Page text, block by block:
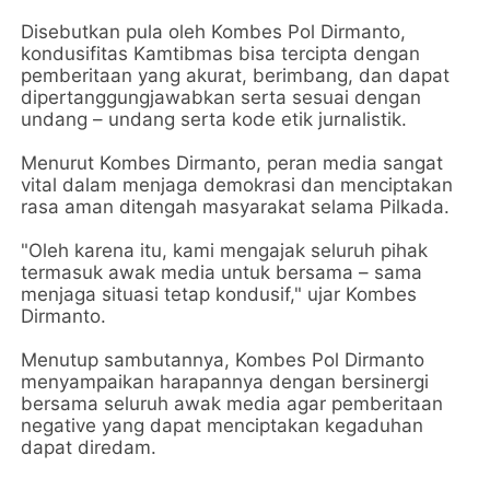
Disebutkan pula oleh Kombes Pol Dirmanto,
kondusifitas Kamtibmas bisa tercipta dengan
pemberitaan yang akurat, berimbang, dan dapat
dipertanggungjawabkan serta sesuai dengan
undang – undang serta kode etik jurnalistik.
Menurut Kombes Dirmanto, peran media sangat
vital dalam menjaga demokrasi dan menciptakan
rasa aman ditengah masyarakat selama Pilkada.
"Oleh karena itu, kami mengajak seluruh pihak
termasuk awak media untuk bersama – sama
menjaga situasi tetap kondusif," ujar Kombes
Dirmanto.
Menutup sambutannya, Kombes Pol Dirmanto
menyampaikan harapannya dengan bersinergi
bersama seluruh awak media agar pemberitaan
negative yang dapat menciptakan kegaduhan
dapat diredam.